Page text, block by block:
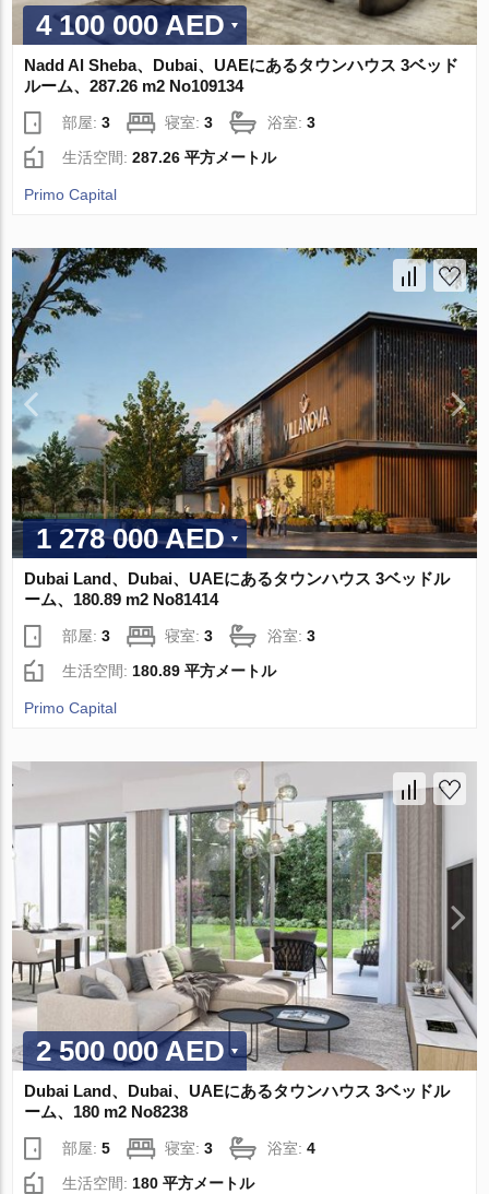
4 100 000 AED
Nadd Al Sheba、Dubai、UAEにあるタウンハウス 3ベッド
ルーム、287.26 m2 No109134
部屋:3 寝室:3 浴室:3
生活空間:287.26 平方メートル
Primo Capital
1 278 000 AED
Dubai Land、Dubai、UAEにあるタウンハウス 3ベッドル
ーム、180.89 m2 No81414
部屋:3 寝室:3 浴室:3
生活空間: 180.89 平方メートル
Primo Capital
2 500 000 AED
Dubai Land、Dubai、UAEにあるタウンハウス 3ベッドル
ーム、180 m2 No8238
部屋:5 寝室:3 浴室:4
生活空間:180 平方メートル